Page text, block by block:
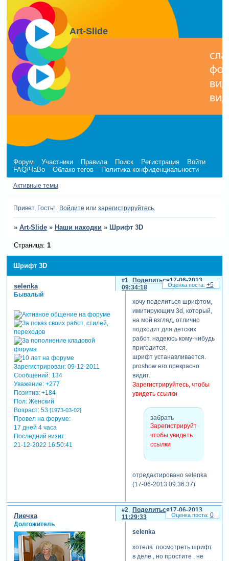
Art-Slide
Форум Участники Правила Поиск Регистрация
Войти
FAQ/ЧаВо
Облако тегов Политика конфиденциальности
Активные темы
Привет, Гость! Войдите или зарегистрируйтесь.
» Art-Slide » Наши находки » Шрифт 3D
Шрифт 3D
Страница: 1
Поделиться
1
17-06-2013
09:34:18
selenka
Бывалый
Зарегистрирован: 09-12-2011
Сообщений:134
Уважение: +277
Позитив: +184
Пол:Женский
Возраст:53 [1973-03-02]
Провел на форуме:
17 дней 4 часа
Последний визит:
21-12-2022 16:50:41
хочу поделиться шрифтом,
имитирующим 3d, который,
на мой взгляд, отлично
подходит для детских
работ. надеюсь кому-нибудь
пригодится.
шрифт устанавливается.
proshow его прекрасно
видит.
Зарегистрируйтесь, чтобы
увидеть ссылки
забрать
Зарегистрируйтесь,
чтобы увидеть
ссылки
отредактировано selenka
(17-06-2013 09:36:37)
+5
Поделиться
2
17-06-2013
11:29:33
Лиечка
Долгожитель
selenka
хотела посмотреть шрифт
в деле , но простите , не
0